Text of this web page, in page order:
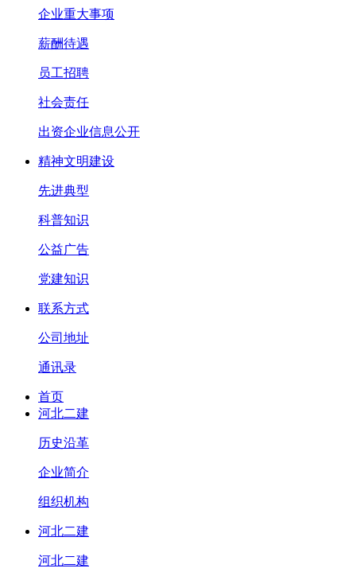
企业重大事项
薪酬待遇
员工招聘
社会责任
出资企业信息公开
精神文明建设
先进典型
科普知识
公益广告
党建知识
联系方式
公司地址
通讯录
首页
河北二建
历史沿革
企业简介
组织机构
河北二建
河北二建